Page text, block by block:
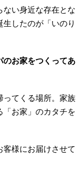
ない身近な存在とな
したのが「いのり
のお家をつくってあ
ってくる場所。家族
「お家」のカタチを
客様にお届けさせて